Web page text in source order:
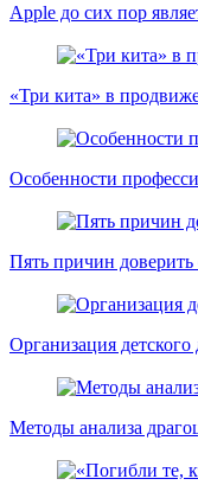
Apple до сих пор
«Три кита» в
Особенности
Пять причин
Организация
Методы анализа